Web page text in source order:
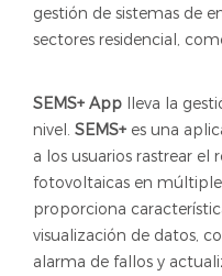
gestión de sistemas de
sectores residencial,
SEMS+ App lleva la
nivel. SEMS+ es una
a los usuarios rastrear el
fotovoltaicas en
proporciona
visualización de datos,
alarma de fallos y